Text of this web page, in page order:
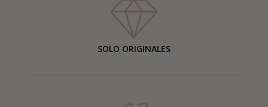
SOLO ORIGINALES